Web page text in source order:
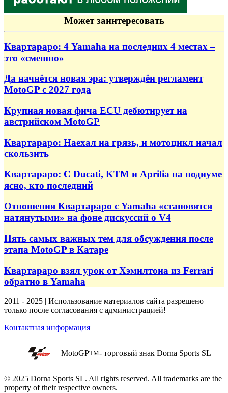
Может заинтересовать
Квартараро: 4 Yamaha на последних 4 местах –
это «смешно»
Да начнётся новая эра: утверждён регламент
MotoGP с 2027 года
Крупная новая фича ECU дебютирует на
австрийском MotoGP
Квартараро: Наехал на грязь, и мотоцикл начал
скользить
Квартараро: С Ducati, KTM и Aprilia на подиуме
ясно, кто последний
Отношения Квартараро с Yamaha «становятся
натянутыми» на фоне дискуссий о V4
Пять самых важных тем для обсуждения после
этапа MotoGP в Катаре
Квартараро взял урок от Хэмилтона из Ferrari
обратно в Yamaha
2011 - 2025 | Использование материалов сайта разрешено
только после согласования с администрацией!
Контактная информация
MotoGPTM- торговый знак Dorna Sports SL
© 2025 Dorna Sports SL. All rights reserved. All trademarks are the
property of their respective owners.